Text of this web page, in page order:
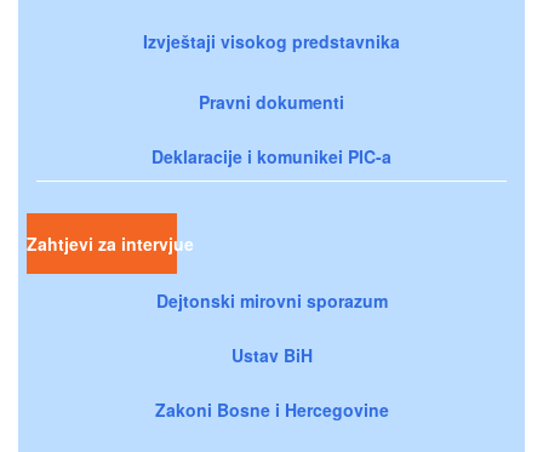
Izvještaji visokog predstavnika
Pravni dokumenti
Deklaracije i komunikei PIC-a
Zahtjevi za intervjue
Dejtonski mirovni sporazum
Ustav BiH
Zakoni Bosne i Hercegovine